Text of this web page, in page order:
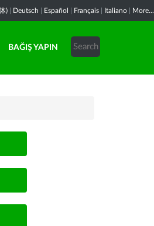
) Deutsch Español Français Italiano More...
BAĞIŞ YAPIN